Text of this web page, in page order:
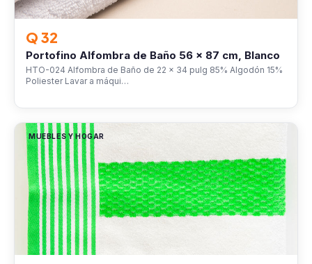
Q 32
Portofino Alfombra de Baño 56 x 87 cm, Blanco
HTO-024 Alfombra de Baño de 22 x 34 pulg 85% Algodón 15%
Poliester Lavar a máqui…
MUEBLES Y HOGAR